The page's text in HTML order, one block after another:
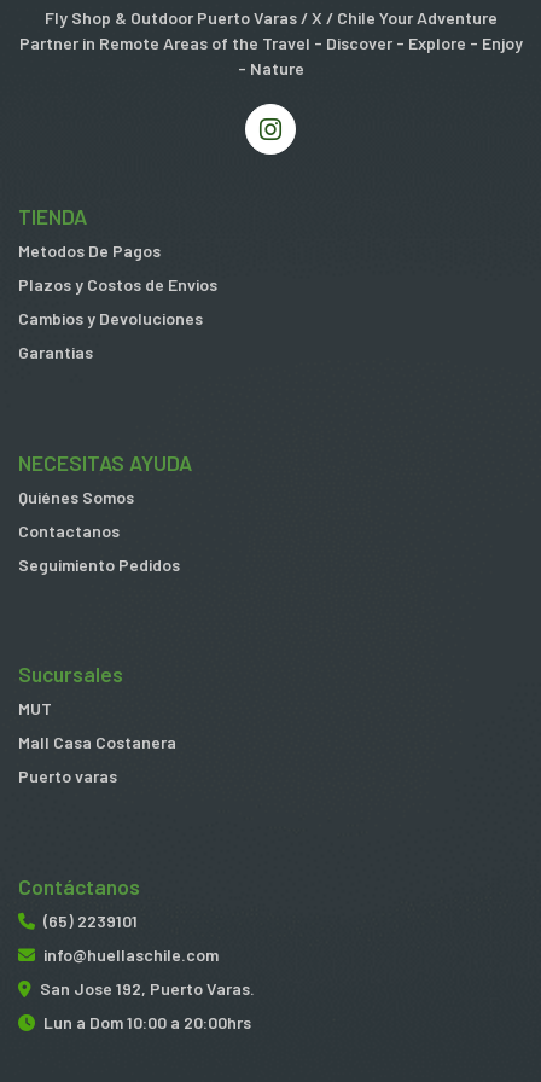
Fly Shop & Outdoor Puerto Varas / X / Chile Your Adventure
Partner in Remote Areas of the Travel - Discover - Explore - Enjoy
- Nature
TIENDA
Metodos De Pagos
Plazos y Costos de Envios
Cambios y Devoluciones
Garantias
NECESITAS AYUDA
Quiénes Somos
Contactanos
Seguimiento Pedidos
Sucursales
MUT
Mall Casa Costanera
Puerto varas
Contáctanos
(65) 2239101
info@huellaschile.com
San Jose 192, Puerto Varas.
Lun a Dom 10:00 a 20:00hrs